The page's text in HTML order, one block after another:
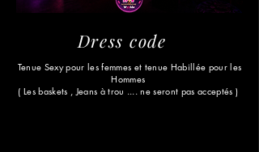
Dress code
Tenue Sexy pour les femmes et tenue Habillée pour les
Hommes
( Les baskets , Jeans à trou .... ne seront pas acceptés )